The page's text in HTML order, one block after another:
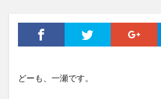
どーも、一瀬です。